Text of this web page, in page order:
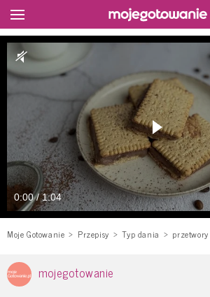
0:00 / 1:04
Moje Gotowanie Przepisy Typ dania przetwory
mojegotowanie